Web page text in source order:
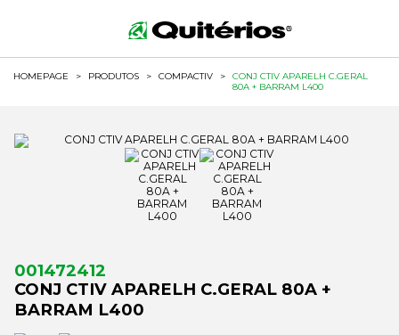
HOMEPAGE > PRODUTOS > COMPACTIV >
CONJ CTIV APARELH C.GERAL
80A + BARRAM L400
001472412
CONJ CTIV APARELH C.GERAL 80A +
BARRAM L400